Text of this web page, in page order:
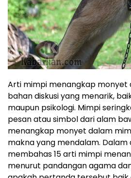
Arti mimpi menangkap monyet
bahan diskusi yang menarik,
maupun psikologi. Mimpi
pesan atau simbol dari alam
menangkap monyet dalam
makna yang mendalam. Dalam
membahas 15 arti mimpi
menurut pandangan agama